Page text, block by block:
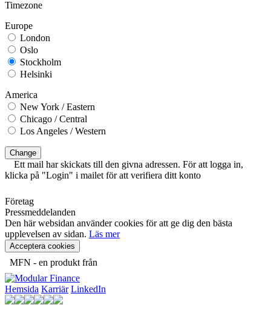
Timezone
Europe
London
Oslo
Stockholm
Helsinki
America
New York / Eastern
Chicago / Central
Los Angeles / Western
Change
Ett mail har skickats till den givna adressen. För att logga in,
klicka på "Login" i mailet för att verifiera ditt konto
Företag
Pressmeddelanden
Den här websidan använder cookies för att ge dig den bästa
upplevelsen av sidan. Läs mer
Acceptera cookies
MFN - en produkt från
Hemsida Karriär LinkedIn